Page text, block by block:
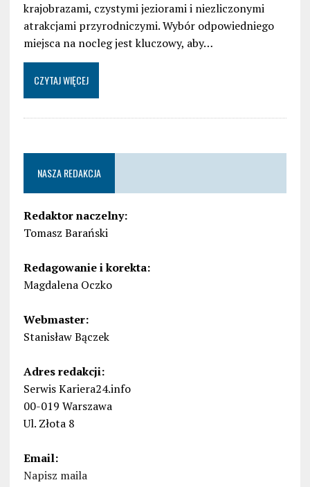
krajobrazami, czystymi jeziorami i niezliczonymi
atrakcjami przyrodniczymi. Wybór odpowiedniego
miejsca na nocleg jest kluczowy, aby…
CZYTAJ WIĘCEJ
NASZA REDAKCJA
Redaktor naczelny:
Tomasz Barański
Redagowanie i korekta:
Magdalena Oczko
Webmaster:
Stanisław Bączek
Adres redakcji:
Serwis Kariera24.info
00-019 Warszawa
Ul. Złota 8
Email:
Napisz maila